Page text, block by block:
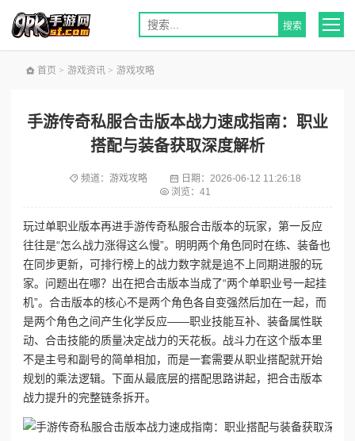
首页 > 游戏资讯 > 游戏攻略
手游传奇私服合击版本战力速成指南：职业
搭配与装备获取深度解析
频道： 游戏攻略 日期： 2026-06-12 11:26:18
浏览：41
玩过单职业版本再进‌手游传奇私服合击版本‌的玩家，第一反应
往往是“怎么战力涨得这么慢”。明明两个角色同时在练、装备也
在同步更新，可排行榜上的战力数字就是追不上同期进服的玩
家。问题出在哪？出在把合击版本当成了“两个单职业号一起挂
机”。合击版本的核心不是两个角色各自变强然后加在一起，而
是两个角色之间产生化学反应——职业技能互补、装备属性联
动、合击技能的质量决定战力的天花板。战斗力在这个版本里
不是主号和副号的简单相加，而是一套需要从职业搭配就开始
规划的乘法逻辑。下面从最底层的搭配思路讲起，把合击版本
战力提升的完整链条拆开。